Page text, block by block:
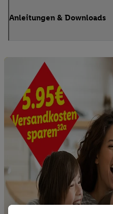
Anleitungen & Downloads